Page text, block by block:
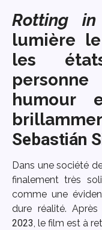
Rotting
lumière
les
humour
Sebastián
Dans une société
finalement très
comme une
dure réalité.
2023, le film est à